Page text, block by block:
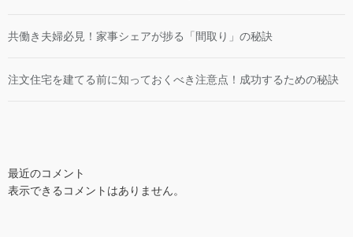
共働き夫婦必見！家事シェアが捗る「間取り」の秘訣
注文住宅を建てる前に知っておくべき注意点！成功するための秘訣
最近のコメント
表示できるコメントはありません。